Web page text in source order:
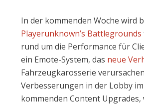
In der kommenden Woche wird
Playerunknown’s Battlegrounds
rund um die Performance für
ein Emote-System, das neue
Fahrzeugkarosserie
Verbesserungen in der Lobby
kommenden Content